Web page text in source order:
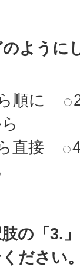
ように
順に
直接
の「3.
ださい